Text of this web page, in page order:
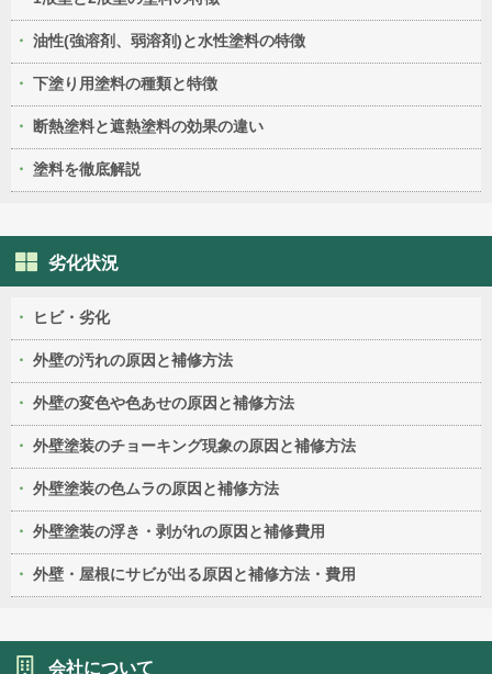
油性(強溶剤、弱溶剤)と水性塗料の特徴
下塗り用塗料の種類と特徴
断熱塗料と遮熱塗料の効果の違い
塗料を徹底解説
劣化状況
ヒビ・劣化
外壁の汚れの原因と補修方法
外壁の変色や色あせの原因と補修方法
外壁塗装のチョーキング現象の原因と補修方法
外壁塗装の色ムラの原因と補修方法
外壁塗装の浮き・剥がれの原因と補修費用
外壁・屋根にサビが出る原因と補修方法・費用
会社について